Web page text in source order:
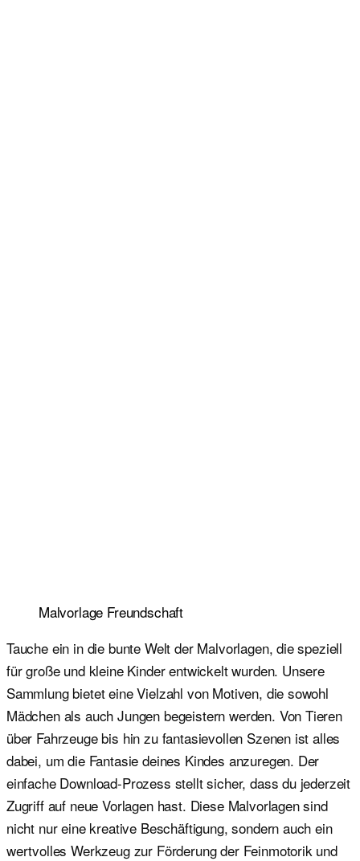
Malvorlage Freundschaft
Tauche ein in die bunte Welt der Malvorlagen, die speziell
für große und kleine Kinder entwickelt wurden. Unsere
Sammlung bietet eine Vielzahl von Motiven, die sowohl
Mädchen als auch Jungen begeistern werden. Von Tieren
über Fahrzeuge bis hin zu fantasievollen Szenen ist alles
dabei, um die Fantasie deines Kindes anzuregen. Der
einfache Download-Prozess stellt sicher, dass du jederzeit
Zugriff auf neue Vorlagen hast. Diese Malvorlagen sind
nicht nur eine kreative Beschäftigung, sondern auch ein
wertvolles Werkzeug zur Förderung der Feinmotorik und